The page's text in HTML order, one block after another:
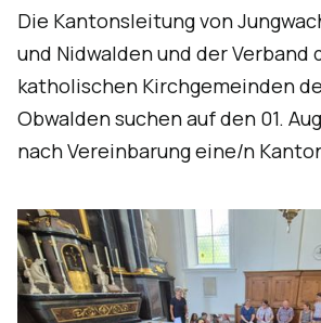
Die Kantonsleitung von
und Nidwalden und der Verband
katholischen Kirchgemeinden
Obwalden suchen auf den 01.
nach Vereinbarung eine/n